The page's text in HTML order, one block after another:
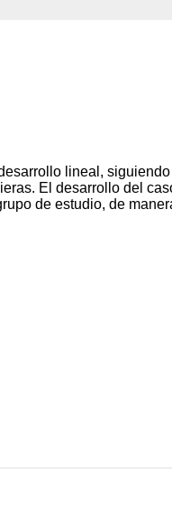
lineal,
El desarrollo del
de estudio, de